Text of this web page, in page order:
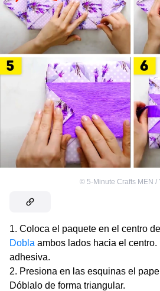
© 5-Minute Crafts MEN /
Coloca el paquete en el centro
Dobla ambos lados hacia el centro.
adhesiva.
Presiona en las esquinas el
Dóblalo de forma triangular.